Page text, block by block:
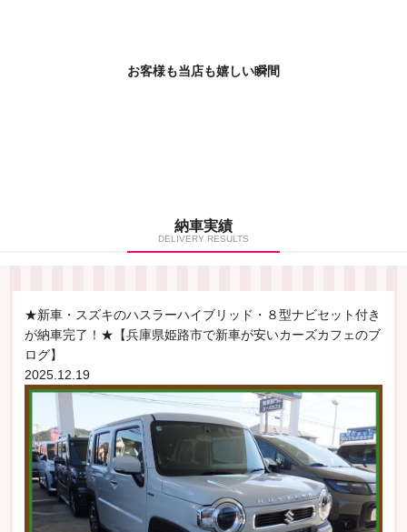
お客様も当店も嬉しい瞬間
納車実績
DELIVERY RESULTS
★新車・スズキのハスラーハイブリッド・８型ナビセット付き
が納車完了！★【兵庫県姫路市で新車が安いカーズカフェのブ
ログ】
2025.12.19